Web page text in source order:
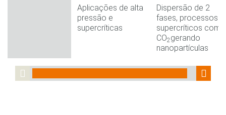
Aplicações de alta
pressão e
supercríticas
Dispersão de 2
fases, processos
supercríticos com
CO2gerando
nanopartículas